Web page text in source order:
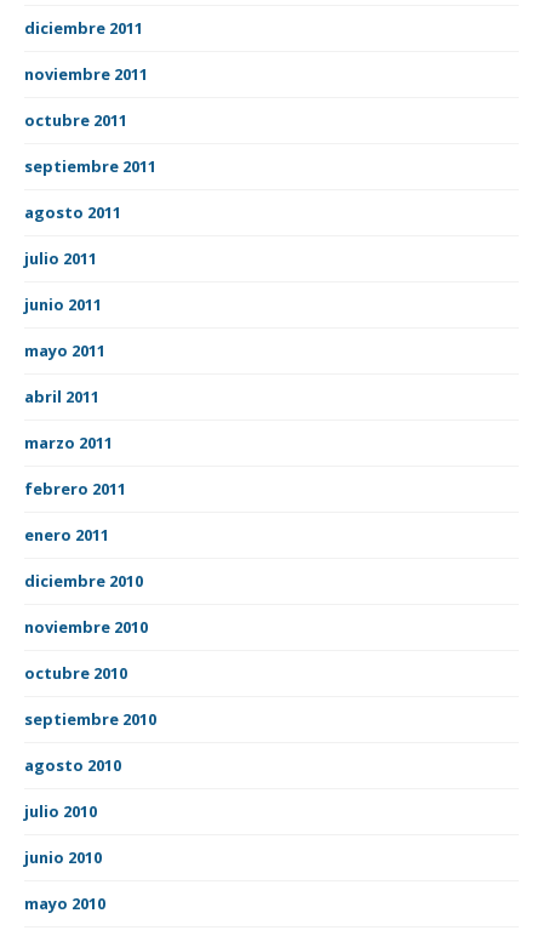
diciembre 2011
noviembre 2011
octubre 2011
septiembre 2011
agosto 2011
julio 2011
junio 2011
mayo 2011
abril 2011
marzo 2011
febrero 2011
enero 2011
diciembre 2010
noviembre 2010
octubre 2010
septiembre 2010
agosto 2010
julio 2010
junio 2010
mayo 2010